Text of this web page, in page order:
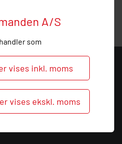
A/S
som
vises inkl. moms
vises ekskl. moms